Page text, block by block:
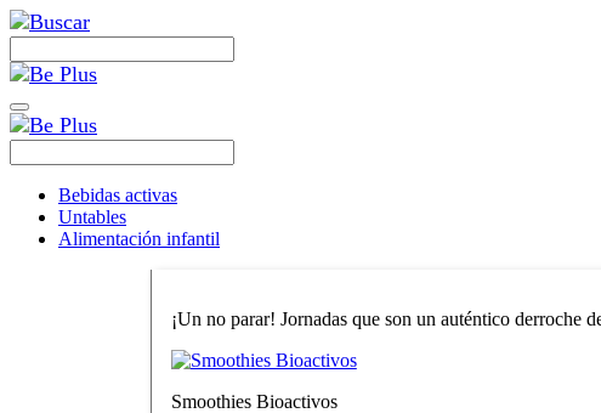
Bebidas activas
Untables
Alimentación infantil
¡Un no parar! Jornadas que son un auténtico derroche
Smoothies Bioactivos